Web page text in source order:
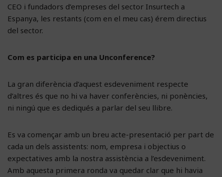
CEO i fundadors d’empreses del sector Insurtech a
Espanya, les restants (com en el meu cas) érem directius
del sector.
Com es participa en una Unconference?
La gran diferència d’aquest esdeveniment respecte
d’altres és que no hi va haver conferències, ni ponències,
ni ningú que es dediqués a parlar del seu llibre.
Es va començar amb un breu acte-presentació per part de
cada un dels assistents: nom, empresa i objectius o
expectatives amb la nostra assistència a l’esdeveniment.
Amb aquesta primera ronda va quedar clar que hi havia